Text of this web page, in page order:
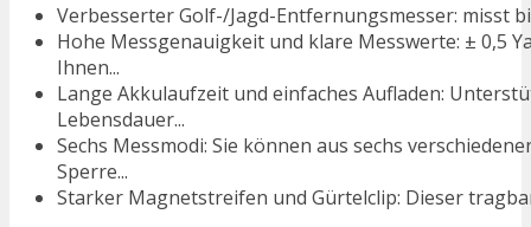
Verbesserter Golf-/Jagd-Entfernungsmesser: misst
Hohe Messgenauigkeit und klare Messwerte: ± 0,5
Ihnen...
Lange Akkulaufzeit und einfaches Aufladen:
Lebensdauer...
Sechs Messmodi: Sie können aus sechs
Sperre...
Starker Magnetstreifen und Gürtelclip: Dieser